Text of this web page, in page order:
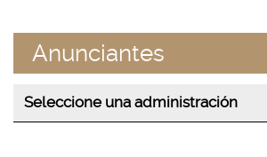
Anunciantes
Seleccione una administración